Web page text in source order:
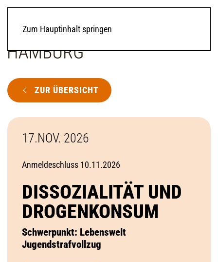
Zum Hauptinhalt springen
ZUR ÜBERSICHT
17.NOV. 2026
Anmeldeschluss 10.11.2026
DISSOZIALITÄT UND
DROGENKONSUM
Schwerpunkt: Lebenswelt
Jugendstrafvollzug